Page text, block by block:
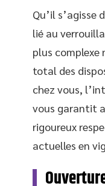
Qu’il s’agisse
lié au
plus
total des
chez vous,
vous garantit
rigoureux
actuelles en